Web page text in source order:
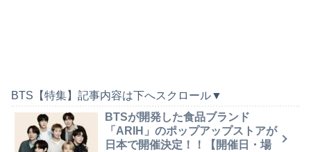
BTS【特集】記事内容は下へスクロール▼
BTSが開発した食品ブランド
「ARIH」のポップアップストアが
日本で開催決定！！【開催日・場